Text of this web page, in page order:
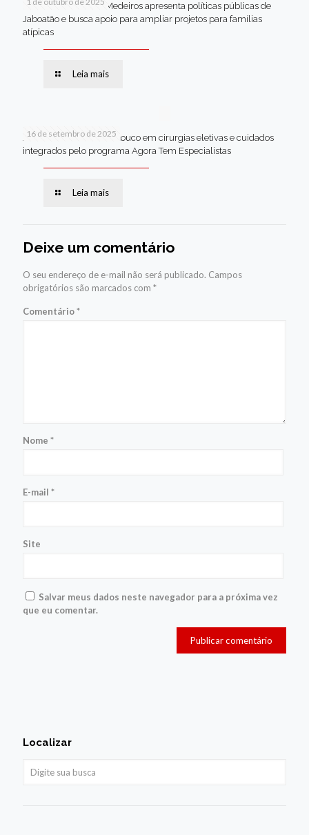
Em Brasília, Andréa Medeiros apresenta políticas públicas de
Jaboatão e busca apoio para ampliar projetos para famílias
atípicas
Leia mais
16 de setembro de 2025
Jaboatão lidera Pernambuco em cirurgias eletivas e cuidados
integrados pelo programa Agora Tem Especialistas
Leia mais
Deixe um comentário
O seu endereço de e-mail não será publicado. Campos
obrigatórios são marcados com *
Comentário*
Nome *
E-mail *
Site
Salvar meus dados neste navegador para a próxima vez
que eu comentar.
Localizar